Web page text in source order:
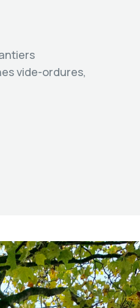
vide-ordures,